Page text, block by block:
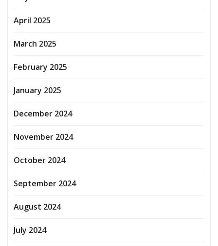
April 2025
March 2025
February 2025
January 2025
December 2024
November 2024
October 2024
September 2024
August 2024
July 2024